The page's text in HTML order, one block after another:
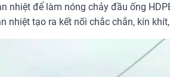
nhiệt để làm nóng chảy đầu ống
nhiệt tạo ra kết nối chắc chắn, kín